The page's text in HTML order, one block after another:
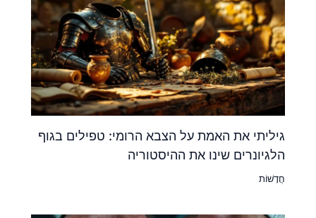
גיליתי את האמת על הצבא הרומי: טפילים בגוף
הלגיונרים שינו את ההיסטוריה
חֲדָשׁוֹת